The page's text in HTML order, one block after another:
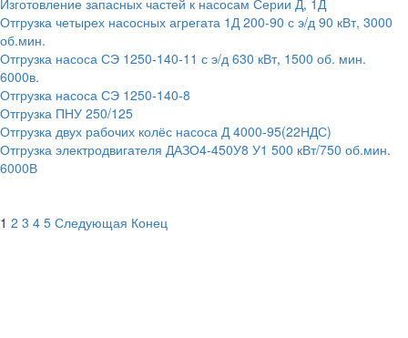
Изготовление запасных частей к насосам Серии Д, 1Д
Отгрузка четырех насосных агрегата 1Д 200-90 с э/д 90 кВт, 3000
об.мин.
Отгрузка насоса СЭ 1250-140-11 с э/д 630 кВт, 1500 об. мин.
6000в.
Отгрузка насоса СЭ 1250-140-8
Отгрузка ПНУ 250/125
Отгрузка двух рабочих колёс насоса Д 4000-95(22НДС)
Отгрузка электродвигателя ДАЗО4-450У8 У1 500 кВт/750 об.мин.
6000В
1 2 3 4 5 Следующая Конец